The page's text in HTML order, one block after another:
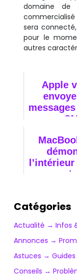
domaine de
commercialisé
sera
pour le
autres
Apple
par
!
Catégories
Actualité → Infos
Annonces →
Astuces → Guides
Conseils →